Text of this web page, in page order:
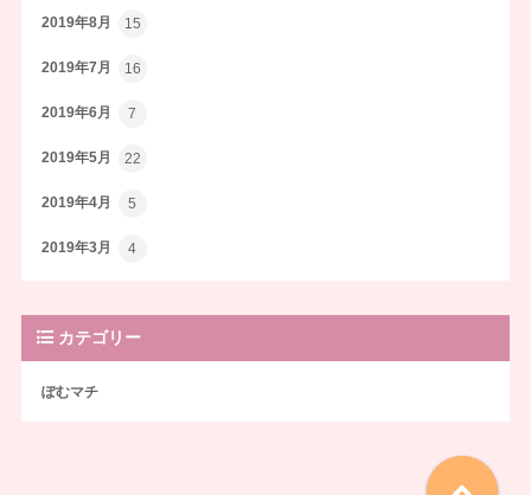
2019年8月 15
2019年7月 16
2019年6月 7
2019年5月 22
2019年4月 5
2019年3月 4
カテゴリー
ぽむマチ